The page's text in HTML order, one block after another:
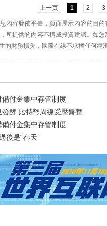
上一页 1 2 3
內容發佈平臺，頁面展示內容的目
所提供的內容不構成投資建議。如
的財務損失，國際在線不承擔任何經
付金集中存管制度
酵 比特幣周線受壓盤整
付金集中存管制度
後是“春天”